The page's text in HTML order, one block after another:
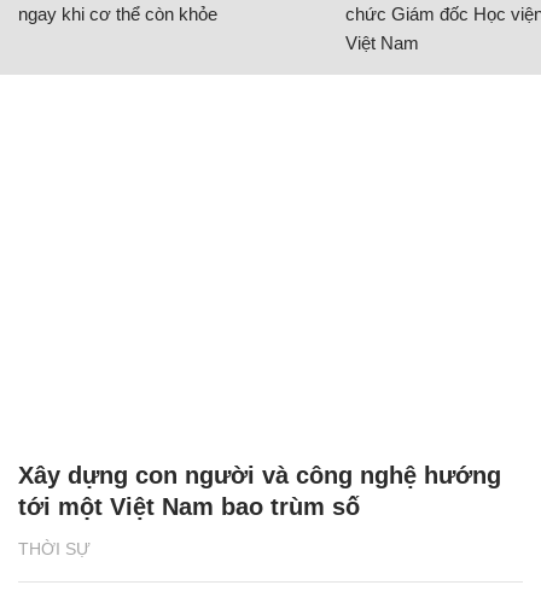
ngay khi cơ thể còn khỏe
chức Giám đốc Học
Việt Nam
THỜI SỰ
Xây dựng con người và công nghệ hướng
tới một Việt Nam bao trùm số